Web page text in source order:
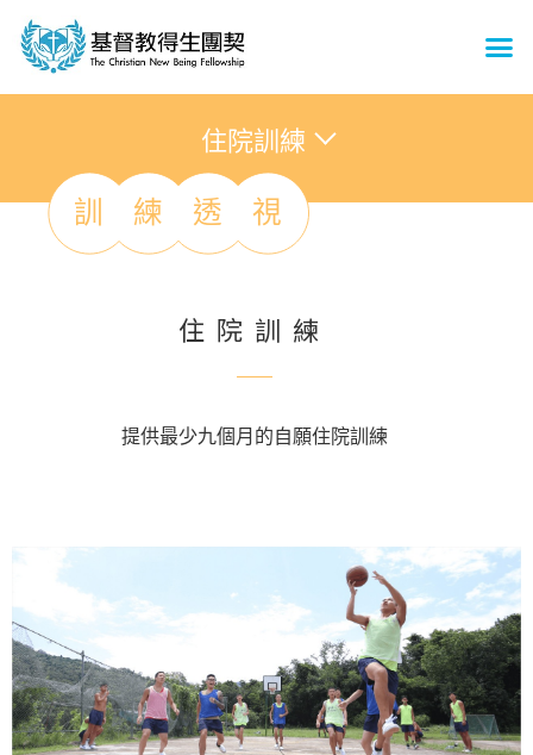
住院訓練
訓 練 透 視
住院訓練
提供最少九個月的自願住院訓練